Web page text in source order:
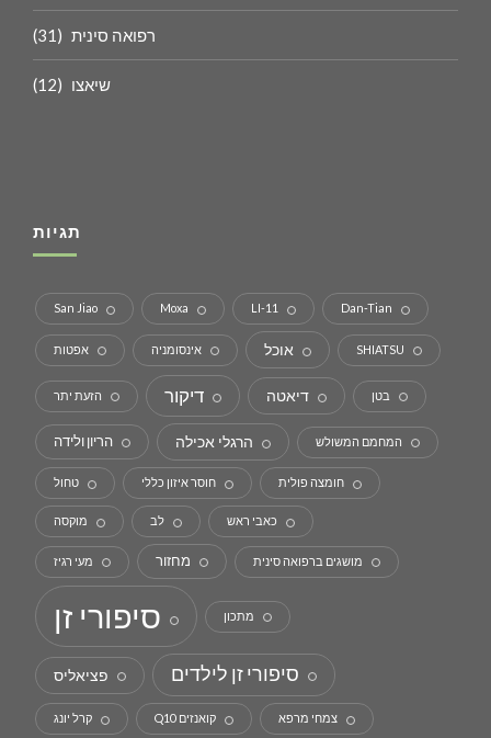
רפואה סינית (31)
שיאצו (12)
תגיות
Dan-Tian
LI-11
Moxa
San Jiao
SHIATSU אוכל אינסומניה אפטות
בטן דיאטה דיקור הזעת יתר
המחמם המשולש הרגלי אכילה הריון ולידה
חומצה פולית חוסר איזון כללי טחול
כאבי ראש לב מוקסה
מושגים ברפואה סינית מחזור מעי רגיז
מתכון סיפורי זן
סיפורי זן לילדים פציאליס
צמחי מרפא קואנזים Q10 קרל יונג